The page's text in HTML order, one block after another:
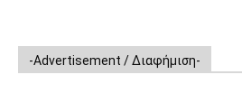
-Advertisement / Διαφήμιση-